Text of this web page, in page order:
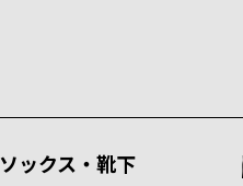
ソックス・靴下